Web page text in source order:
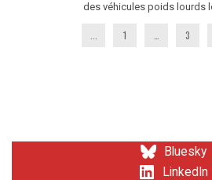
des véhicules poids lourds
1 3
Bluesky
LinkedIn